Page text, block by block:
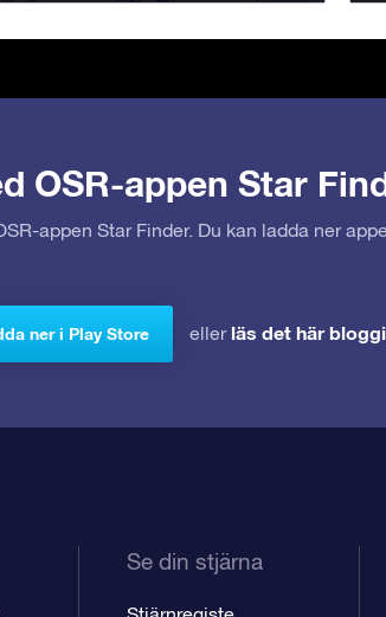
OSR-appen Star
appen Star Finder. Du kan ladda ner
ner i Play Store eller läs det här
Se din stjärna